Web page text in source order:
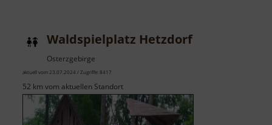
Waldspielplatz Hetzdorf
Osterzgebirge
aktuell vom 23.07.2024 / Zugriffe: 8417
52 km vom aktuellen Standort